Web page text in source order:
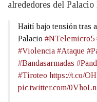
alrededores del
Haití bajo tensión tras
Palacio #NTelemicro5
#Violencia #Ataque
#Bandasarmadas
#Tiroteo https://t.co/
pic.twitter.com/